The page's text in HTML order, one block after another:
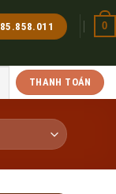
0
THANH TOÁN